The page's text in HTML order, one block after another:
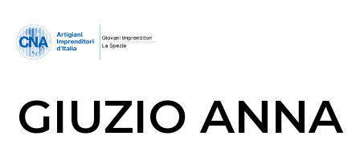
GIUZIO ANNA